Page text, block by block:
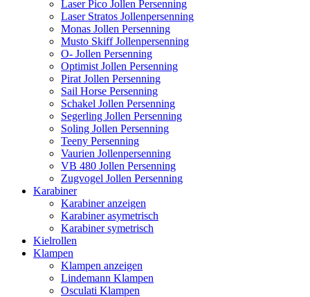
Laser Pico Jollen Persenning
Laser Stratos Jollenpersenning
Monas Jollen Persenning
Musto Skiff Jollenpersenning
O- Jollen Persenning
Optimist Jollen Persenning
Pirat Jollen Persenning
Sail Horse Persenning
Schakel Jollen Persenning
Segerling Jollen Persenning
Soling Jollen Persenning
Teeny Persenning
Vaurien Jollenpersenning
VB 480 Jollen Persenning
Zugvogel Jollen Persenning
Karabiner
Karabiner anzeigen
Karabiner asymetrisch
Karabiner symetrisch
Kielrollen
Klampen
Klampen anzeigen
Lindemann Klampen
Osculati Klampen